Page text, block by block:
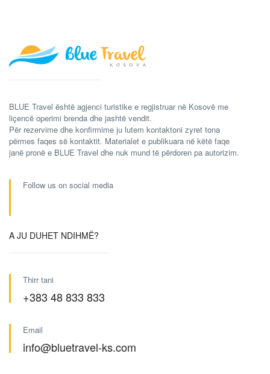
BLUE Travel është agjenci turistike e regjistruar në Kosovë me
liçencë operimi brenda dhe jashtë vendit.
Për rezervime dhe konfirmime ju lutem kontaktoni zyret tona
përmes faqes së kontaktit. Materialet e publikuara në këtë faqe
janë pronë e BLUE Travel dhe nuk mund të përdoren pa autorizim.
Follow us on social media
A JU DUHET NDIHMË?
Thirr tani
+383 48 833 833
Email
info@bluetravel-ks.com